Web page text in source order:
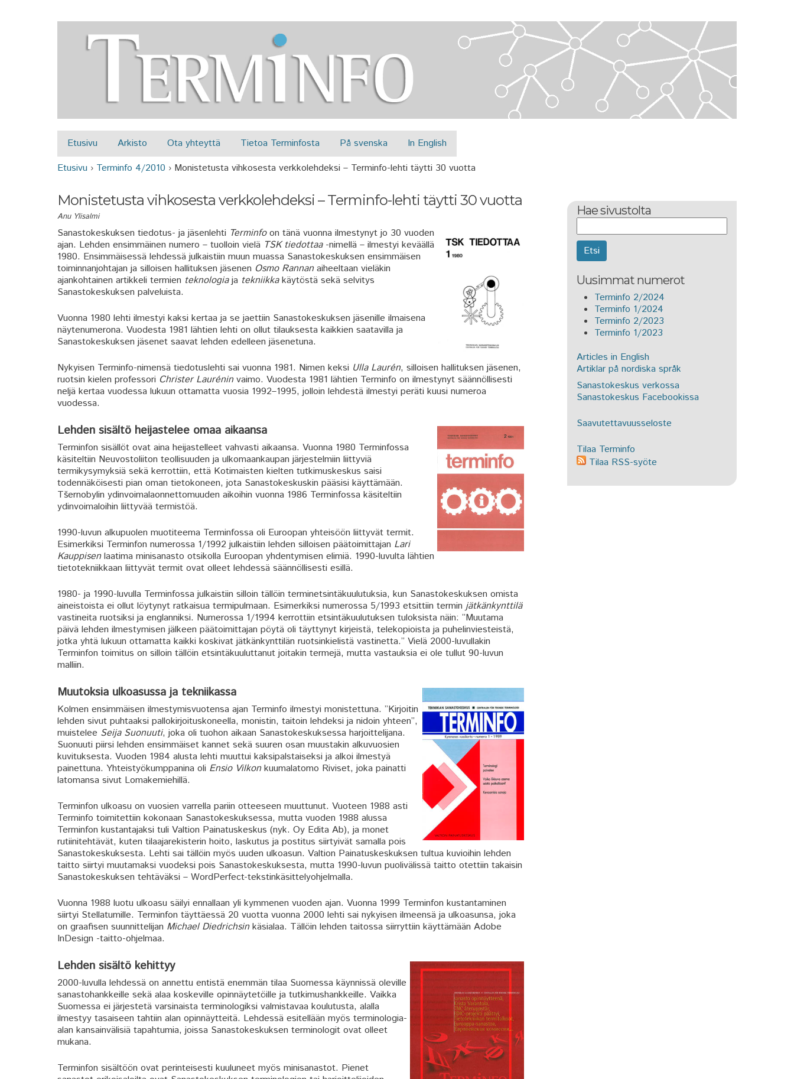
Päävalikko
Etusivu Arkisto Ota yhteyttä Tietoa Terminfosta På svenska In English
Etusivu › Terminfo 4/2010 › Monistetusta vihkosesta verkkolehdeksi – Terminfo-lehti täytti 30 vuotta
Monistetusta vihkosesta verkkolehdeksi – Terminfo-lehti täytti 30 vuotta
Anu Ylisalmi
Sanastokeskuksen tiedotus- ja jäsenlehti Terminfoon tänä vuonna ilmestynyt jo 30 vuoden
ajan. Lehden ensimmäinen numero – tuolloin vielä TSK tiedottaa-nimellä – ilmestyi keväällä
1980. Ensimmäisessä lehdessä julkaistiin muun muassa Sanastokeskuksen ensimmäisen
toiminnanjohtajan ja silloisen hallituksen jäsenen Osmo Rannanaiheeltaan vieläkin
ajankohtainen artikkeli termien teknologiaja tekniikkakäytöstä sekä selvitys
Sanastokeskuksen palveluista.
Vuonna 1980 lehti ilmestyi kaksi kertaa ja se jaettiin Sanastokeskuksen jäsenille ilmaisena
näytenumerona. Vuodesta 1981 lähtien lehti on ollut tilauksesta kaikkien saatavilla ja
Sanastokeskuksen jäsenet saavat lehden edelleen jäsenetuna.
Nykyisen Terminfo-nimensä tiedotuslehti sai vuonna 1981. Nimen keksi Ulla Laurén, silloisen hallituksen jäsenen,
ruotsin kielen professori Christer Lauréninvaimo. Vuodesta 1981 lähtien Terminfo on ilmestynyt säännöllisesti
neljä kertaa vuodessa lukuun ottamatta vuosia 1992–1995, jolloin lehdestä ilmestyi peräti kuusi numeroa
vuodessa.
Lehden sisältö heijastelee omaa aikaansa
Terminfon sisällöt ovat aina heijastelleet vahvasti aikaansa. Vuonna 1980 Terminfossa
käsiteltiin Neuvostoliiton teollisuuden ja ulkomaankaupan järjestelmiin liittyviä
termikysymyksiä sekä kerrottiin, että Kotimaisten kielten tutkimuskeskus saisi
todennäköisesti pian oman tietokoneen, jota Sanastokeskuskin pääsisi käyttämään.
Tšernobylin ydinvoimalaonnettomuuden aikoihin vuonna 1986 Terminfossa käsiteltiin
ydinvoimaloihin liittyvää termistöä.
1990-luvun alkupuolen muotiteema Terminfossa oli Euroopan yhteisöön liittyvät termit.
Esimerkiksi Terminfon numerossa 1/1992 julkaistiin lehden silloisen päätoimittajan Lari
Kauppisenlaatima minisanasto otsikolla Euroopan yhdentymisen elimiä. 1990-luvulta lähtien
tietotekniikkaan liittyvät termit ovat olleet lehdessä säännöllisesti esillä.
1980- ja 1990-luvulla Terminfossa julkaistiin silloin tällöin terminetsintäkuulutuksia, kun Sanastokeskuksen omista
aineistoista ei ollut löytynyt ratkaisua termipulmaan. Esimerkiksi numerossa 5/1993 etsittiin termin jätkänkynttilä
vastineita ruotsiksi ja englanniksi. Numerossa 1/1994 kerrottiin etsintäkuulutuksen tuloksista näin: ”Muutama
päivä lehden ilmestymisen jälkeen päätoimittajan pöytä oli täyttynyt kirjeistä, telekopioista ja puhelinviesteistä,
jotka yhtä lukuun ottamatta kaikki koskivat jätkänkynttilän ruotsinkielistä vastinetta.” Vielä 2000-luvullakin
Terminfon toimitus on silloin tällöin etsintäkuuluttanut joitakin termejä, mutta vastauksia ei ole tullut 90-luvun
malliin.
Muutoksia ulkoasussa ja tekniikassa
Kolmen ensimmäisen ilmestymisvuotensa ajan Terminfo ilmestyi monistettuna. ”Kirjoitin
lehden sivut puhtaaksi pallokirjoituskoneella, monistin, taitoin lehdeksi ja nidoin yhteen”,
muistelee Seija Suonuuti, joka oli tuohon aikaan Sanastokeskuksessa harjoittelijana.
Suonuuti piirsi lehden ensimmäiset kannet sekä suuren osan muustakin alkuvuosien
kuvituksesta. Vuoden 1984 alusta lehti muuttui kaksipalstaiseksi ja alkoi ilmestyä
painettuna. Yhteistyökumppanina oli Ensio Vilkonkuumalatomo Riviset, joka painatti
latomansa sivut Lomakemiehillä.
Terminfon ulkoasu on vuosien varrella pariin otteeseen muuttunut. Vuoteen 1988 asti
Terminfo toimitettiin kokonaan Sanastokeskuksessa, mutta vuoden 1988 alussa
Terminfon kustantajaksi tuli Valtion Painatuskeskus (nyk. Oy Edita Ab), ja monet
rutiinitehtävät, kuten tilaajarekisterin hoito, laskutus ja postitus siirtyivät samalla pois
Sanastokeskuksesta. Lehti sai tällöin myös uuden ulkoasun. Valtion Painatuskeskuksen tultua kuvioihin lehden
taitto siirtyi muutamaksi vuodeksi pois Sanastokeskuksesta, mutta 1990-luvun puolivälissä taitto otettiin takaisin
Sanastokeskuksen tehtäväksi – WordPerfect-tekstinkäsittelyohjelmalla.
Vuonna 1988 luotu ulkoasu säilyi ennallaan yli kymmenen vuoden ajan. Vuonna 1999 Terminfon kustantaminen
siirtyi Stellatumille. Terminfon täyttäessä 20 vuotta vuonna 2000 lehti sai nykyisen ilmeensä ja ulkoasunsa, joka
on graafisen suunnittelijan Michael Diedrichsinkäsialaa. Tällöin lehden taitossa siirryttiin käyttämään Adobe
InDesign -taitto-ohjelmaa.
Lehden sisältö kehittyy
2000-luvulla lehdessä on annettu entistä enemmän tilaa Suomessa käynnissä oleville
sanastohankkeille sekä alaa koskeville opinnäytetöille ja tutkimushankkeille. Vaikka
Suomessa ei järjestetä varsinaista terminologiksi valmistavaa koulutusta, alalla
ilmestyy tasaiseen tahtiin alan opinnäytteitä. Lehdessä esitellään myös terminologia-
alan kansainvälisiä tapahtumia, joissa Sanastokeskuksen terminologit ovat olleet
mukana.
Terminfon sisältöön ovat perinteisesti kuuluneet myös minisanastot. Pienet
Hae sivustolta
Uusimmat numerot
Terminfo 2/2024
Terminfo 1/2024
Terminfo 2/2023
Terminfo 1/2023
Articles in English
Artiklar på nordiska språk
Sanastokeskus verkossa
Sanastokeskus Facebookissa
Saavutettavuusseloste
Tilaa Terminfo
Tilaa RSS-syöte